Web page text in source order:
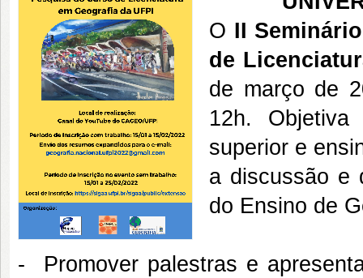
O II
de
de março de
12h.
superior e
a discussão e
do Ensino de
- Promover palestras e